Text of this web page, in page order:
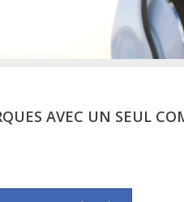
AVEC UN SEUL